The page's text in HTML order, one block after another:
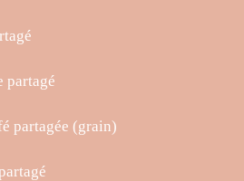
partagé
partagée (grain)